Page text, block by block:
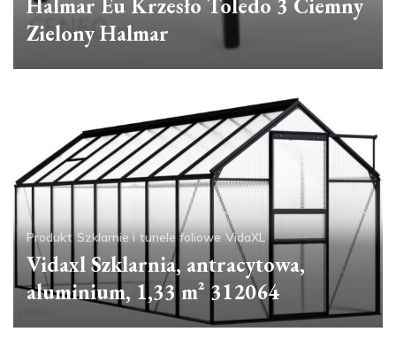
Halmar Eu Krzesło Toledo 3 Ciemny
Zielony Halmar
Produkt Szklarnie i tunele foliowe VidaXL
Vidaxl Szklarnia, antracytowa,
aluminium, 1,33 m² 312064